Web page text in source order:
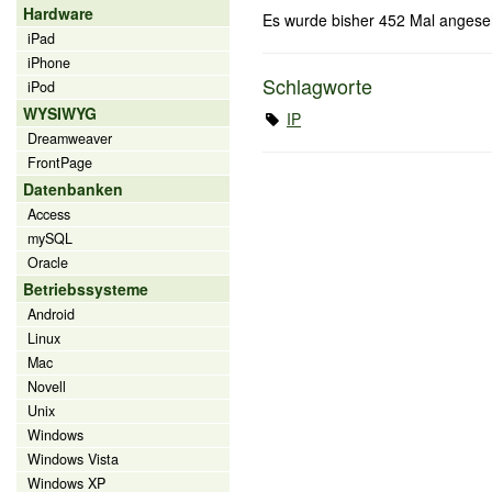
Hardware
iPad
iPhone
iPod
WYSIWYG
Dreamweaver
FrontPage
Datenbanken
Access
mySQL
Oracle
Betriebssysteme
Android
Linux
Mac
Novell
Unix
Windows
Windows Vista
Windows XP
Es wurde bisher 452 Mal
Schlagworte
IP